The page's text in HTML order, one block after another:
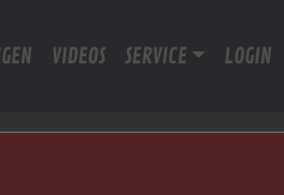
VIDEOS SERVICE LOGIN